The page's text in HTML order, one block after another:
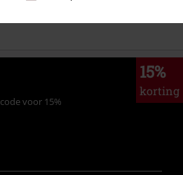
15%
korting
voor 15%